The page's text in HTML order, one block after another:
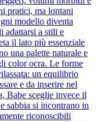
pratici, ma lontani
modello diventa
adattarsi a stili e
il lato più essenziale
una palette naturale e
color ocra. Le forme
un equilibrio
e da inserire nel
Babe sceglie invece il
sabbia si incontrano in
riconoscibili